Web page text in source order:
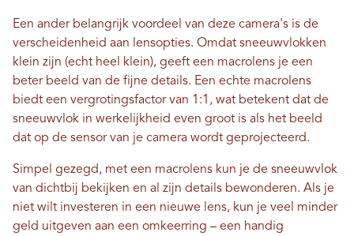
Een ander belangrijk voordeel van deze camera's is de
verscheidenheid aan lensopties. Omdat sneeuwvlokken
klein zijn (echt heel klein), geeft een macrolens je een
beter beeld van de fijne details. Een echte macrolens
biedt een vergrotingsfactor van 1:1, wat betekent dat de
sneeuwvlok in werkelijkheid even groot is als het beeld
dat op de sensor van je camera wordt geprojecteerd.
Simpel gezegd, met een macrolens kun je de sneeuwvlok
van dichtbij bekijken en al zijn details bewonderen. Als je
niet wilt investeren in een nieuwe lens, kun je veel minder
geld uitgeven aan een omkeerring – een handig